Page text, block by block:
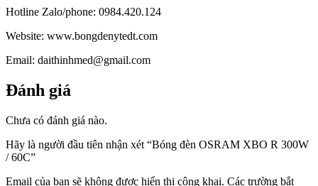
Hotline Zalo/phone: 0984.420.124
Website: www.bongdenytedt.com
Email: daithinhmed@gmail.com
Đánh giá
Chưa có đánh giá nào.
Hãy là người đầu tiên nhận xét “Bóng đèn OSRAM XBO R 300W
/ 60C”
Email của bạn sẽ không được hiển thị công khai. Các trường bắt